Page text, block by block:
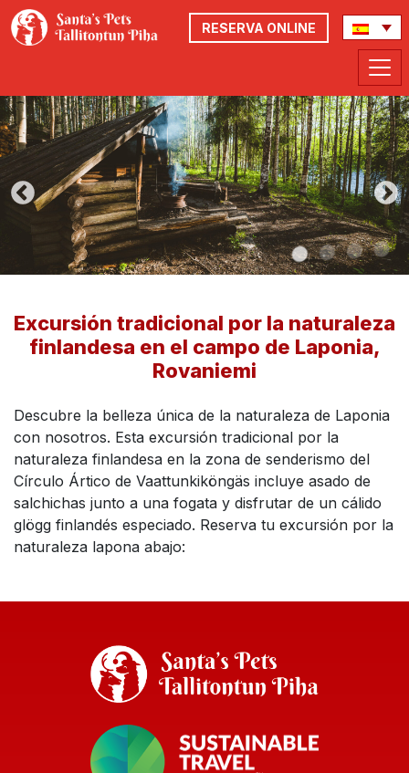
RESERVA ONLINE
Excursión tradicional por la naturaleza
finlandesa en el campo de Laponia,
Rovaniemi
Descubre la belleza única de la naturaleza de Laponia
con nosotros. Esta excursión tradicional por la
naturaleza finlandesa en la zona de senderismo del
Círculo Ártico de Vaattunkiköngäs incluye asado de
salchichas junto a una fogata y disfrutar de un cálido
glögg finlandés especiado. Reserva tu excursión por la
naturaleza lapona abajo: